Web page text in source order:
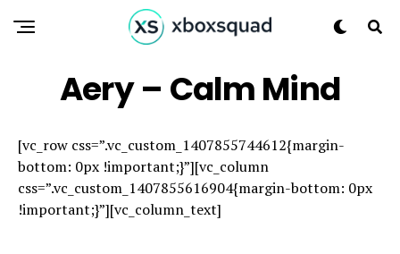
Aery – Calm Mind
[vc_row css=”.vc_custom_1407855744612{margin-
bottom: 0px !important;}”][vc_column
css=”.vc_custom_1407855616904{margin-bottom: 0px
!important;}”][vc_column_text]